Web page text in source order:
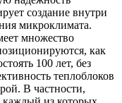
создание внутри
микроклимата.
множество
как
100 лет, без
теплоблоков
В частности,